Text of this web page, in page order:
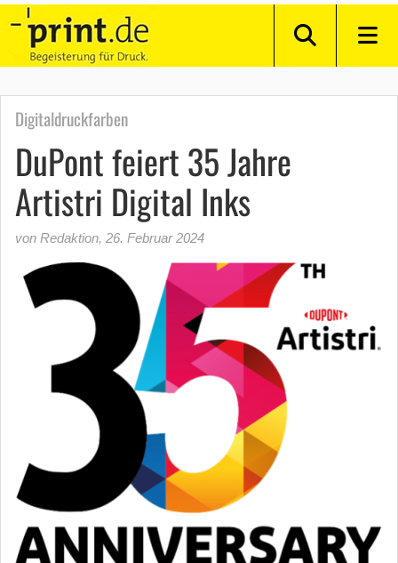
Digitaldruckfarben
DuPont feiert 35 Jahre
Artistri Digital Inks
von Redaktion, 26. Februar 2024